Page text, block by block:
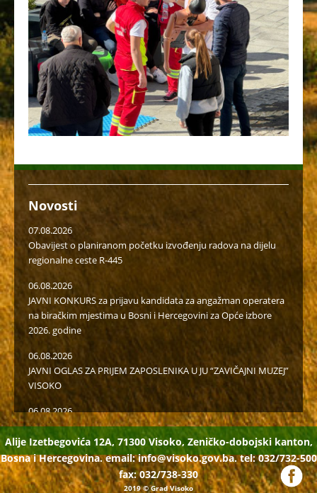
Novosti
07.08.2026
Obavijest o planiranom početku izvođenju radova na dijelu
regionalne ceste R-445
06.08.2026
JAVNI KONKURS za prijavu kandidata za angažman operatera
na biračkim mjestima u Bosni i Hercegovini za Opće izbore
2026. godine
06.08.2026
JAVNI OGLAS ZA PRIJEM ZAPOSLENIKA U JU “ZAVIČAJNI MUZEJ”
VISOKO
06.08.2026
Javni poziv za popunu rezervne liste radi učešća u radu u
birački odborima na općim izborima 2026. godine
05.08.2026
Isplaćena novčana podrška za II kvartal proizvođačima
Alije Izetbegovića 12A, 71300 Visoko, Zeničko-dobojski kanton,
Bosna i Hercegovina. email:info@visoko.gov.ba.tel: 032/732-500
fax: 032/738-330
2019© Grad Visoko